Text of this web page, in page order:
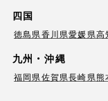
四国
徳島県香川県愛媛県高
九州・沖縄
福岡県佐賀県長崎県熊